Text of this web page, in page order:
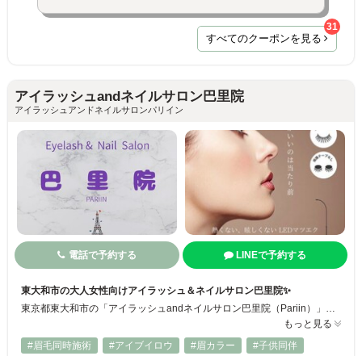
すべてのクーポンを見る
31
アイラッシュandネイルサロン巴里院
アイラッシュアンドネイルサロンパリイン
電話で予約する LINEで予約する
東大和市の大人女性向けアイラッシュ＆ネイルサロン巴里院✨
もっと見る
#眉毛同時施術
#アイブイロウ #眉カラー
#子供同伴